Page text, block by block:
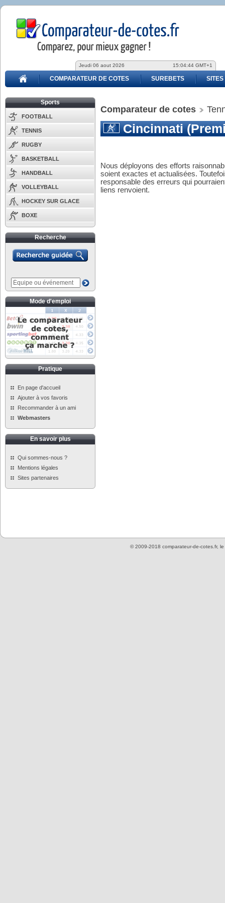
Jeudi 06 aout 2026 15:04:44 GMT+1
COMPARATEUR DE COTES SUREBETS SITES
Sports
FOOTBALL
TENNIS
RUGBY
BASKETBALL
HANDBALL
VOLLEYBALL
HOCKEY SUR GLACE
BOXE
Recherche
Mode d'emploi
Pratique
En page d'accueil
Ajouter à vos favoris
Recommander à un ami
Webmasters
En savoir plus
Qui sommes-nous ?
Mentions légales
Sites partenaires
Comparateur de cotes
Cincinnati
Nous déployons des efforts
soient exactes et actualisées.
responsable des erreurs qui
liens renvoient.
© 2009-2018 comparateur-de-cotes.fr, le